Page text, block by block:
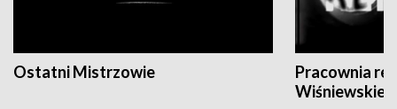
Ostatni Mistrzowie
Pracownia